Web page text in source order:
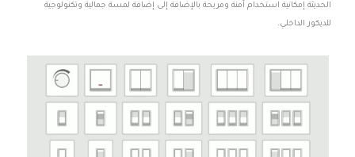
الحديثة إمكانية استخدام آمنة ومريحة بالإضافة إلى إضافة لمسة جمالية وتكنولوجية
للديكور الداخلي.